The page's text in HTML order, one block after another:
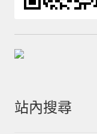
站內搜尋